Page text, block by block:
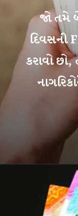
જો તમે
દિવસની
કરાવો છો,